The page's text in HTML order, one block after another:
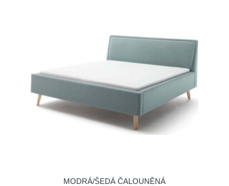
MODRÁ/ŠEDÁ ČALOUNĚNÁ